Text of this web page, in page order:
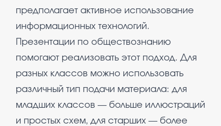
предполагает активное использование
информационных технологий.
Презентации по обществознанию
помогают реализовать этот подход. Для
разных классов можно использовать
различный тип подачи материала: для
младших классов — больше иллюстраций
и простых схем, для старших — более